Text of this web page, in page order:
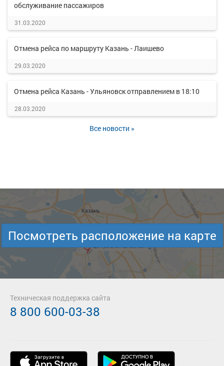
обслуживание пассажиров
31.03.2020
Отмена рейса по маршруту Казань - Лаишево
29.03.2020
Отмена рейса Казань - Ульяновск отправлением в 18:10
28.03.2020
Все новости »
Посмотреть расположение на карте
Техническая поддержка сайта
8 800 600-03-38